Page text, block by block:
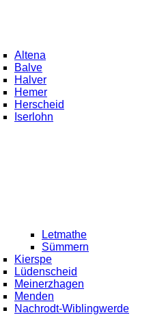
Altena
Balve
Halver
Hemer
Herscheid
Iserlohn
Letmathe
Sümmern
Kierspe
Lüdenscheid
Meinerzhagen
Menden
Nachrodt-Wiblingwerde